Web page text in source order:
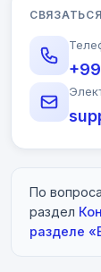
По
раздел
разделе